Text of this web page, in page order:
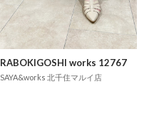
RABOKIGOSHI works 12767
SAYA&works 北千住マルイ店